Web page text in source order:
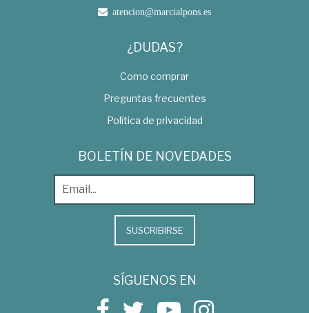
atencion@marcialpons.es
¿DUDAS?
Como comprar
Preguntas frecuentes
Política de privacidad
BOLETÍN DE NOVEDADES
SUSCRIBIRSE
SÍGUENOS EN